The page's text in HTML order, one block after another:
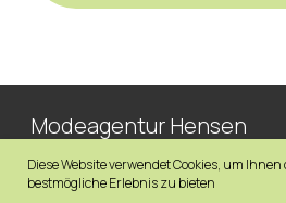
Diese Website verwendet Cookies, um Ihnen
bestmögliche Erlebnis zu bieten